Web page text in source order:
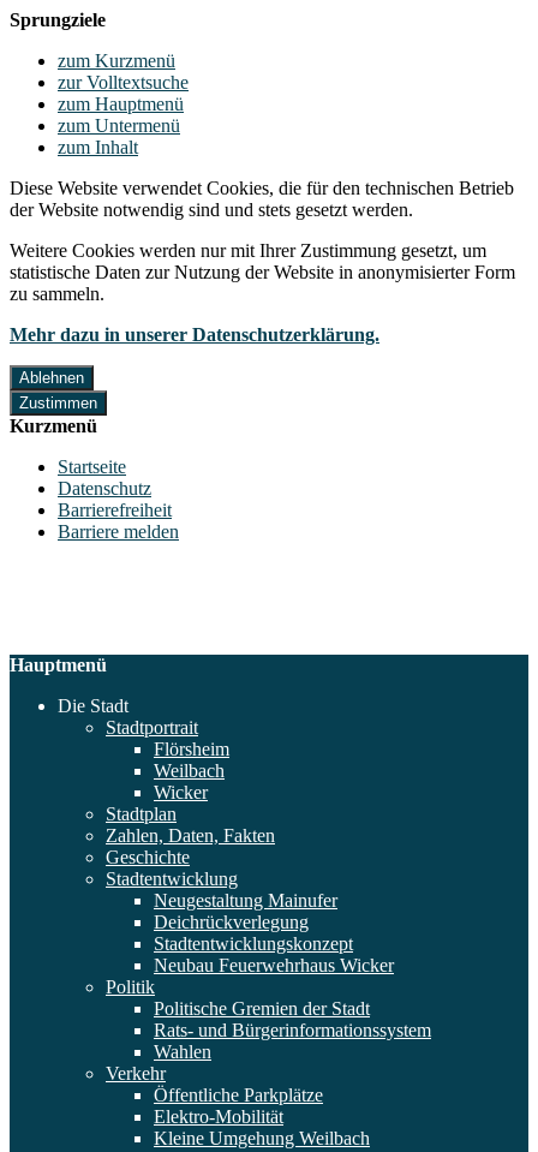
Sprungziele
zum Kurzmenü
zur Volltextsuche
zum Hauptmenü
zum Untermenü
zum Inhalt
Diese Website verwendet Cookies, die für den technischen Betrieb
der Website notwendig sind und stets gesetzt werden.
Weitere Cookies werden nur mit Ihrer Zustimmung gesetzt, um
statistische Daten zur Nutzung der Website in anonymisierter Form
zu sammeln.
Mehr dazu in unserer Datenschutzerklärung.
Ablehnen
Zustimmen
Kurzmenü
Startseite
Datenschutz
Barrierefreiheit
Barriere melden
Hauptmenü
Die Stadt
Stadtportrait
Flörsheim
Weilbach
Wicker
Stadtplan
Zahlen, Daten, Fakten
Geschichte
Stadtentwicklung
Neugestaltung Mainufer
Deichrückverlegung
Stadtentwicklungskonzept
Neubau Feuerwehrhaus Wicker
Politik
Politische Gremien der Stadt
Rats- und Bürgerinformationssystem
Wahlen
Verkehr
Öffentliche Parkplätze
Elektro-Mobilität
Kleine Umgehung Weilbach